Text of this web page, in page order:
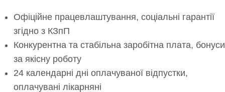
Офіційне працевлаштування, соціальні гарантії
згідно з КЗпП
Конкурентна та стабільна заробітна плата, бонуси
за якісну роботу
24 календарні дні оплачуваної відпустки,
оплачувані лікарняні